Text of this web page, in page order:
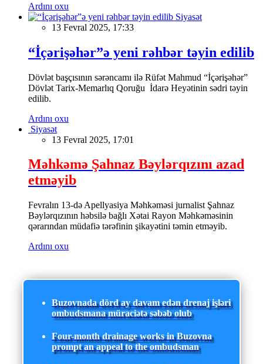
Ardını oxu
Siyasət
13 Fevral 2025, 17:33
“İçərişəhər”ə yeni rəhbər təyin edilib
Dövlət başçısının sərəncamı ilə Rüfət Mahmud “İçərişəhər”
Dövlət Tarix-Memarlıq Qoruğu İdarə Heyətinin sədri təyin
edilib.
Ardını oxu
Siyasət
13 Fevral 2025, 17:01
Məhkəmə Şahnaz Bəylərqızını azad
etməyib
Fevralın 13-də Apellyasiya Məhkəməsi jurnalist Şahnaz
Bəylərqızının həbsilə bağlı Xətai Rayon Məhkəməsinin
qərarından müdafiə tərəfinin şikayətini təmin etməyib.
Ardını oxu
Buzovnada dörd ay davam edən drenaj işləri
ombudsmana müraciətə səbəb olub
Four-month drainage works in Buzovna
prompt an appeal to the ombudsman